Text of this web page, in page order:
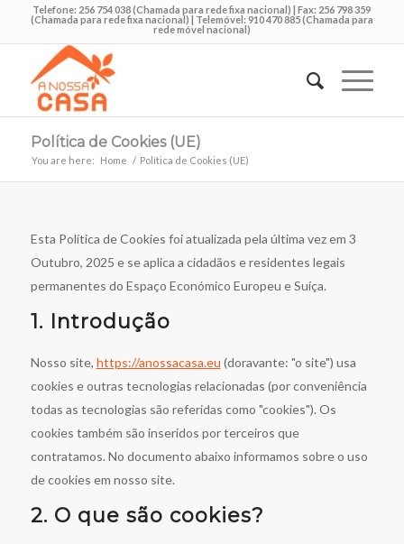
Telefone: 256 754 038 (Chamada para rede fixa nacional) | Fax: 256 798 359
(Chamada para rede fixa nacional) | Telemóvel: 910 470 885 (Chamada para
rede móvel nacional)
Política de Cookies (UE)
You are here: Home / Política de Cookies (UE)
Esta Política de Cookies foi atualizada pela última vez em 3
Outubro, 2025 e se aplica a cidadãos e residentes legais
permanentes do Espaço Económico Europeu e Suíça.
1. Introdução
Nosso site, https://anossacasa.eu (doravante: "o site") usa
cookies e outras tecnologias relacionadas (por conveniência
todas as tecnologias são referidas como "cookies"). Os
cookies também são inseridos por terceiros que
contratamos. No documento abaixo informamos sobre o uso
de cookies em nosso site.
2. O que são cookies?